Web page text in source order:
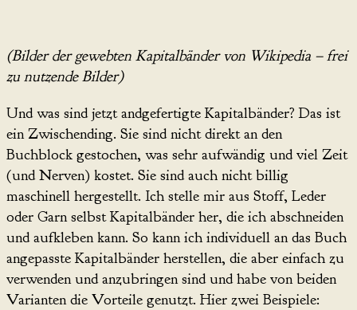
(Bilder der gewebten Kapitalbänder von Wikipedia – frei
zu nutzende Bilder)
Und was sind jetzt andgefertigte Kapitalbänder? Das ist
ein Zwischending. Sie sind nicht direkt an den
Buchblock gestochen, was sehr aufwändig und viel Zeit
(und Nerven) kostet. Sie sind auch nicht billig
maschinell hergestellt. Ich stelle mir aus Stoff, Leder
oder Garn selbst Kapitalbänder her, die ich abschneiden
und aufkleben kann. So kann ich individuell an das Buch
angepasste Kapitalbänder herstellen, die aber einfach zu
verwenden und anzubringen sind und habe von beiden
Varianten die Vorteile genutzt. Hier zwei Beispiele: